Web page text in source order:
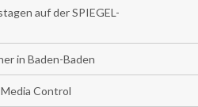
auf der SPIEGEL-
in Baden-Baden
Control